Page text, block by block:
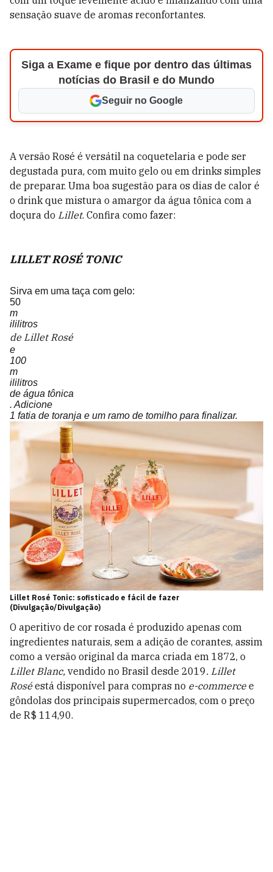
sensação suave de aromas reconfortantes.
Siga a Exame e fique por dentro das últimas
notícias do Brasil e do Mundo
Seguir no Google
A versão Rosé é versátil na coquetelaria e pode ser
degustada pura, com muito gelo ou em drinks simples
de preparar. Uma boa sugestão para os dias de calor é
o drink que mistura o amargor da água tônica com a
doçura do Lillet. Confira como fazer:
LILLET ROSÉ TONIC
Sirva em uma taça com gelo:
50
m
ililitros
de Lillet Rosé
e
100
m
ililitros
de água tônica
. Adicione
1 fatia de toranja e um ramo de tomilho para finalizar.
Lillet Rosé Tonic: sofisticado e fácil de fazer
(Divulgação/Divulgação)
O aperitivo de cor rosada é produzido apenas com
ingredientes naturais, sem a adição de corantes, assim
como a versão original da marca criada em 1872, o
Lillet Blanc, vendido no Brasil desde 2019. Lillet
Roséestá disponível para compras no e-commercee
gôndolas dos principais supermercados, com o preço
de R$ 114,90.